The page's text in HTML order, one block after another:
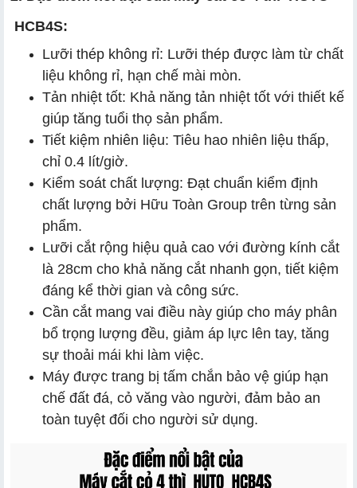
HCB4S:
Lưỡi thép không rỉ: Lưỡi thép được làm từ chất
liệu không rỉ, hạn chế mài mòn.
Tản nhiệt tốt: Khả năng tản nhiệt tốt với thiết kế
giúp tăng tuổi thọ sản phẩm.
Tiết kiệm nhiên liệu: Tiêu hao nhiên liệu thấp,
chỉ 0.4 lít/giờ.
Kiểm soát chất lượng: Đạt chuẩn kiểm định
chất lượng bởi Hữu Toàn Group trên từng sản
phẩm.
Lưỡi cắt rộng hiệu quả cao với đường kính cắt
là 28cm cho khả năng cắt nhanh gọn, tiết kiệm
đáng kể thời gian và công sức.
Cần cắt mang vai điều này giúp cho máy phân
bổ trọng lượng đều, giảm áp lực lên tay, tăng
sự thoải mái khi làm việc.
Máy được trang bị tấm chắn bảo vệ giúp hạn
chế đất đá, cỏ văng vào người, đảm bảo an
toàn tuyệt đối cho người sử dụng.